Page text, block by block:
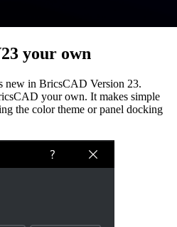
your own
new in BricsCAD Version 23.
your own. It makes simple
the color theme or panel docking